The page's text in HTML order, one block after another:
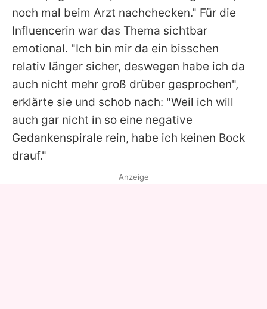
noch mal beim Arzt nachchecken." Für die
Influencerin war das Thema sichtbar
emotional. "Ich bin mir da ein bisschen
relativ länger sicher, deswegen habe ich da
auch nicht mehr groß drüber gesprochen",
erklärte sie und schob nach: "Weil ich will
auch gar nicht in so eine negative
Gedankenspirale rein, habe ich keinen Bock
drauf."
Anzeige